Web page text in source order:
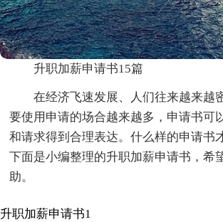
升职加薪申请书15篇
在经济飞速发展、人们往来越来越
要使用申请的场合越来越多，申请书可
和请求得到合理表达。什么样的申请书
下面是小编整理的升职加薪申请书，希
助。
升职加薪申请书1